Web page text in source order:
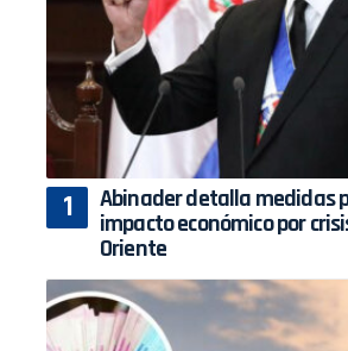
Abinader detalla medidas
impacto económico por
Oriente